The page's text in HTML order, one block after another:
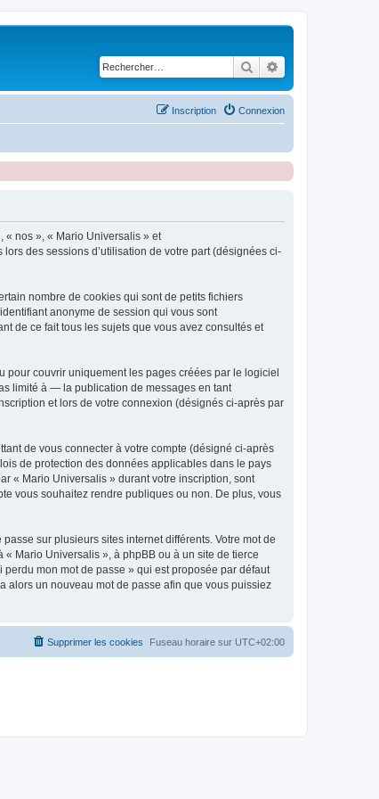
Rechercher
Connexion
Inscription
« nos », « Mario Universalis » et
des sessions d’utilisation de votre part (désignées ci-
nombre de cookies qui sont de petits fichiers
anonyme de session qui vous sont
de ce fait tous les sujets que vous avez consultés et
couvrir uniquement les pages créées par le logiciel
limité à — la publication de messages en tant
et lors de votre connexion (désignés ci-après par
de vous connecter à votre compte (désigné ci-après
de protection des données applicables dans le pays
« Mario Universalis » durant votre inscription, sont
vous souhaitez rendre publiques ou non. De plus, vous
sur plusieurs sites internet différents. Votre mot de
Mario Universalis », à phpBB ou à un site de tierce
mon mot de passe » qui est proposée par défaut
alors un nouveau mot de passe afin que vous puissiez
Fuseau horaire sur UTC+02:00
Supprimer les cookies